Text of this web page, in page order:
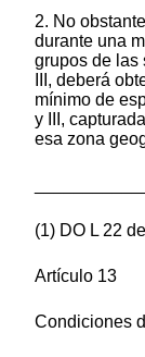
2. No
durante una
grupos de las
III, deberá
mínimo de
y III,
esa zona
(1) DO L 22
Artículo 13
Condiciones